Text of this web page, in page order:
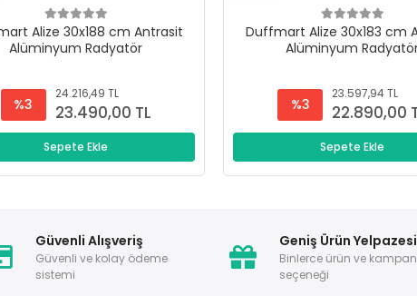
Alize 30x188 cm Antrasit
Alüminyum Radyatör
%3
24.216,49 TL
23.490,00 TL
Sepete Ekle
Duffmart Alize 30x183 cm
Alüminyum
%3
23.597,94 TL
22.890,00
Sepete Ekle
Güvenli Alışveriş
Güvenli ve kolay ödeme
sistemi
Geniş Ürün Yelpazesi
Binlerce ürün ve
seçeneği